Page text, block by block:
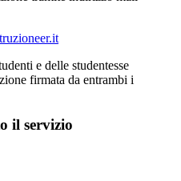
e delle studentesse
firmata da entrambi i
il servizio